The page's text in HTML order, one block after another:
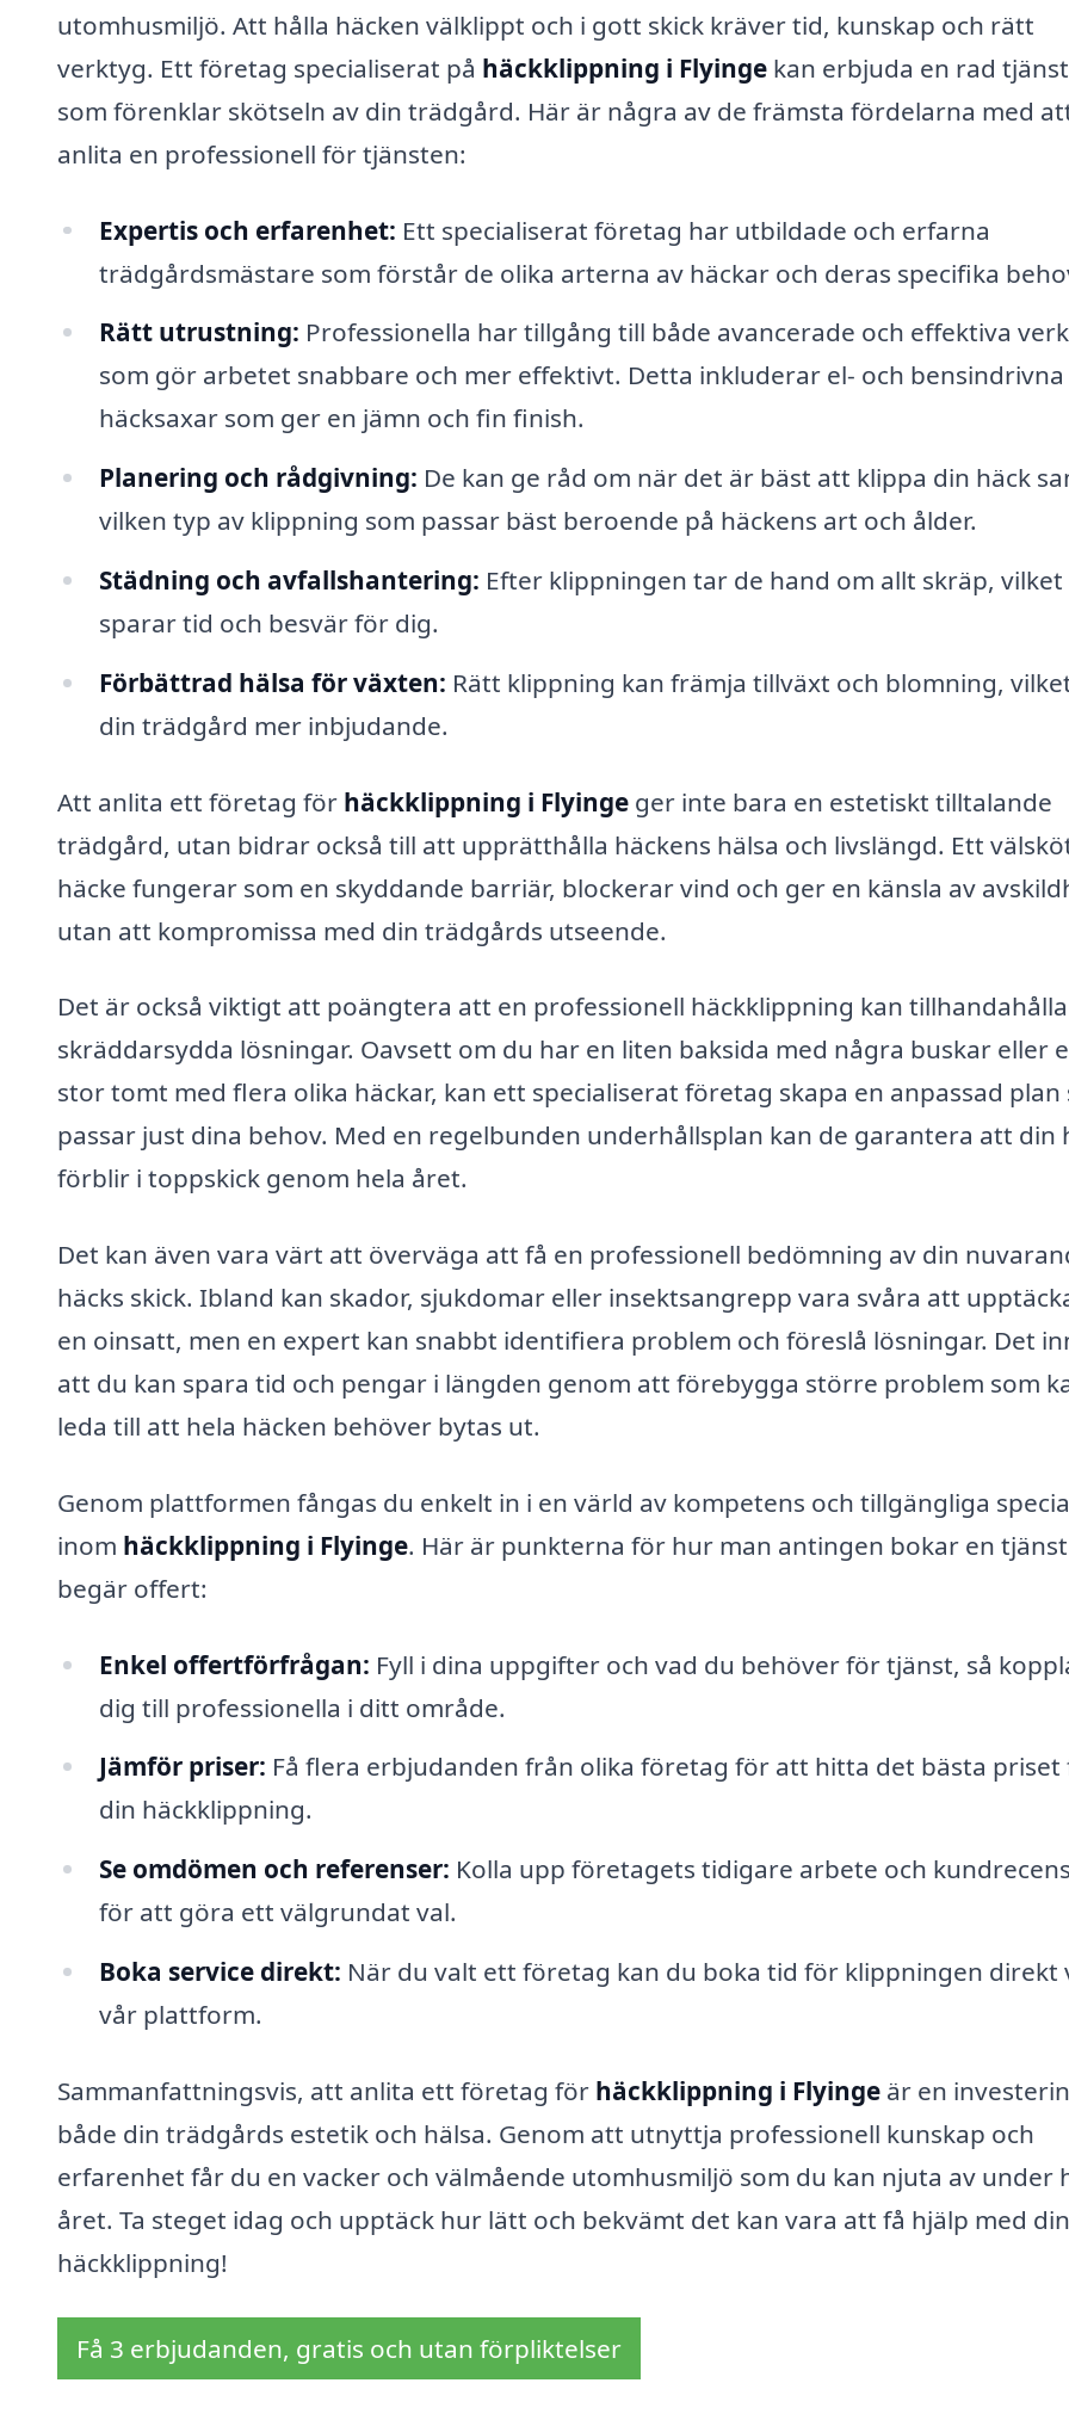
utomhusmiljö. Att hålla häcken välklippt och i gott skick kräver tid, kunskap och rätt
verktyg. Ett företag specialiserat på häckklippning i Flyinge kan erbjuda en rad
som förenklar skötseln av din trädgård. Här är några av de främsta fördelarna med
anlita en professionell för tjänsten:
Expertis och erfarenhet: Ett specialiserat företag har utbildade och erfarna
trädgårdsmästare som förstår de olika arterna av häckar och deras specifika
Rätt utrustning: Professionella har tillgång till både avancerade och effektiva
som gör arbetet snabbare och mer effektivt. Detta inkluderar el- och bensindrivna
häcksaxar som ger en jämn och fin finish.
Planering och rådgivning: De kan ge råd om när det är bäst att klippa din häck
vilken typ av klippning som passar bäst beroende på häckens art och ålder.
Städning och avfallshantering: Efter klippningen tar de hand om allt skräp, vilket
sparar tid och besvär för dig.
Förbättrad hälsa för växten: Rätt klippning kan främja tillväxt och blomning,
din trädgård mer inbjudande.
Att anlita ett företag för häckklippning i Flyinge ger inte bara en estetiskt tilltalande
trädgård, utan bidrar också till att upprätthålla häckens hälsa och livslängd. Ett
häcke fungerar som en skyddande barriär, blockerar vind och ger en känsla av
utan att kompromissa med din trädgårds utseende.
Det är också viktigt att poängtera att en professionell häckklippning kan tillhandahålla
skräddarsydda lösningar. Oavsett om du har en liten baksida med några buskar eller
stor tomt med flera olika häckar, kan ett specialiserat företag skapa en anpassad plan
passar just dina behov. Med en regelbunden underhållsplan kan de garantera att din
förblir i toppskick genom hela året.
Det kan även vara värt att överväga att få en professionell bedömning av din
häcks skick. Ibland kan skador, sjukdomar eller insektsangrepp vara svåra att
en oinsatt, men en expert kan snabbt identifiera problem och föreslå lösningar. Det
att du kan spara tid och pengar i längden genom att förebygga större problem som
leda till att hela häcken behöver bytas ut.
Genom plattformen fångas du enkelt in i en värld av kompetens och tillgängliga
inom häckklippning i Flyinge. Här är punkterna för hur man antingen bokar en
begär offert:
Enkel offertförfrågan: Fyll i dina uppgifter och vad du behöver för tjänst, så
dig till professionella i ditt område.
Jämför priser: Få flera erbjudanden från olika företag för att hitta det bästa priset
din häckklippning.
Se omdömen och referenser: Kolla upp företagets tidigare arbete och
för att göra ett välgrundat val.
Boka service direkt: När du valt ett företag kan du boka tid för klippningen direkt
vår plattform.
Sammanfattningsvis, att anlita ett företag för häckklippning i Flyinge är en
både din trädgårds estetik och hälsa. Genom att utnyttja professionell kunskap och
erfarenhet får du en vacker och välmående utomhusmiljö som du kan njuta av under
året. Ta steget idag och upptäck hur lätt och bekvämt det kan vara att få hjälp med din
häckklippning!
Få 3 erbjudanden, gratis och utan förpliktelser